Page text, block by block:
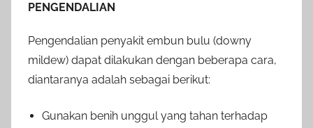
PENGENDALIAN
Pengendalian penyakit embun bulu (downy
mildew) dapat dilakukan dengan beberapa cara,
diantaranya adalah sebagai berikut:
Gunakan benih unggul yang tahan terhadap